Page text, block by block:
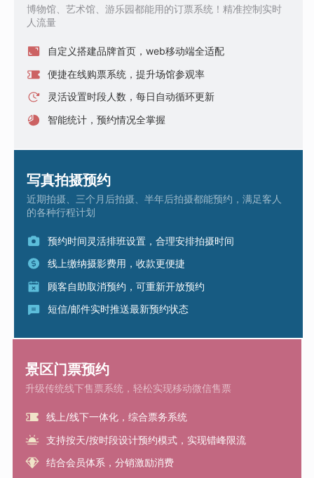
博物馆、艺术馆、游乐园都能用的订票系统！精准控制实时
人流量
自定义搭建品牌首页，web移动端全适配
便捷在线购票系统，提升场馆参观率
灵活设置时段人数，每日自动循环更新
智能统计，预约情况全掌握
写真拍摄预约
近期拍摄、三个月后拍摄、半年后拍摄都能预约，满足客人
的各种行程计划
预约时间灵活排班设置，合理安排拍摄时间
线上缴纳摄影费用，收款更便捷
顾客自助取消预约，可重新开放预约
短信/邮件实时推送最新预约状态
景区门票预约
升级传统线下售票系统，轻松实现移动微信售票
线上/线下一体化，综合票务系统
支持按天/按时段设计预约模式，实现错峰限流
结合会员体系，分销激励消费